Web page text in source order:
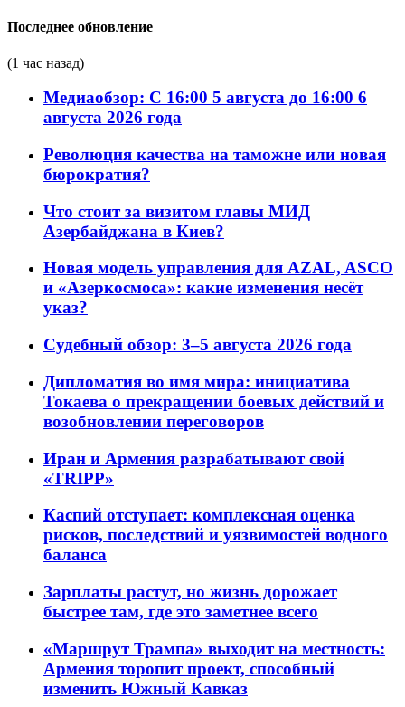
Последнее обновление
(1 час назад)
Медиаобзор: С 16:00 5 августа до 16:00 6
августа 2026 года
Революция качества на таможне или новая
бюрократия?
Что стоит за визитом главы МИД
Азербайджана в Киев?
Новая модель управления для AZAL, ASCO
и «Азеркосмоса»: какие изменения несёт
указ?
Судебный обзор: 3–5 августа 2026 года
Дипломатия во имя мира: инициатива
Токаева о прекращении боевых действий и
возобновлении переговоров
Иран и Армения разрабатывают свой
«TRIPP»
Каспий отступает: комплексная оценка
рисков, последствий и уязвимостей водного
баланса
Зарплаты растут, но жизнь дорожает
быстрее там, где это заметнее всего
«Маршрут Трампа» выходит на местность:
Армения торопит проект, способный
изменить Южный Кавказ